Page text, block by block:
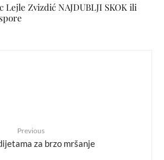
Zvizdić NAJDUBLJI SKOK ili
Previous
za brzo mršanje